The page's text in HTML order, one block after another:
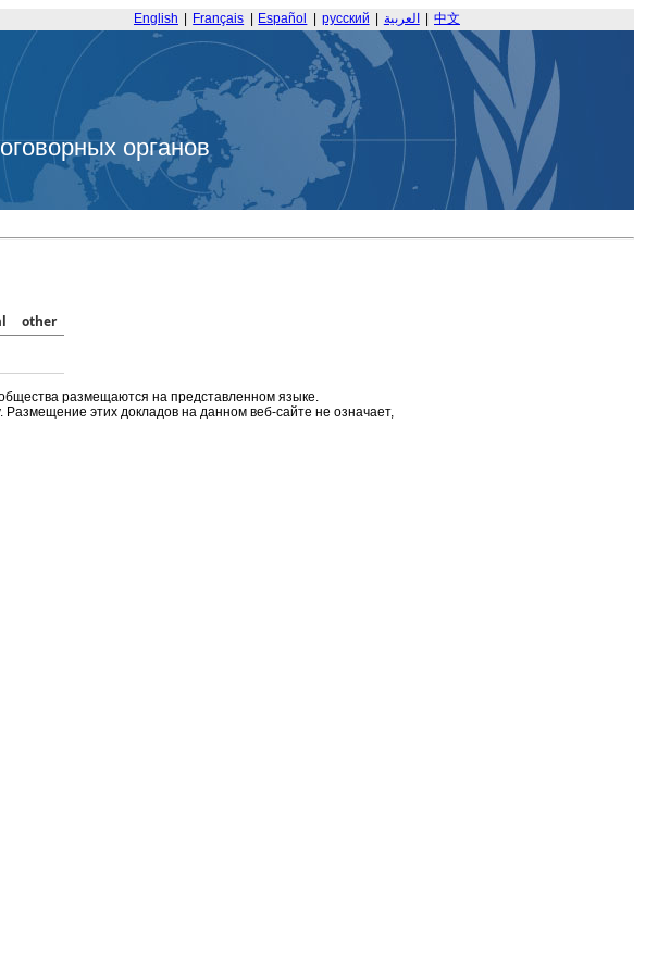
English Français Español русский العربية 中文
органов
other
размещаются на представленном языке.
этих докладов на данном веб-сайте не означает,